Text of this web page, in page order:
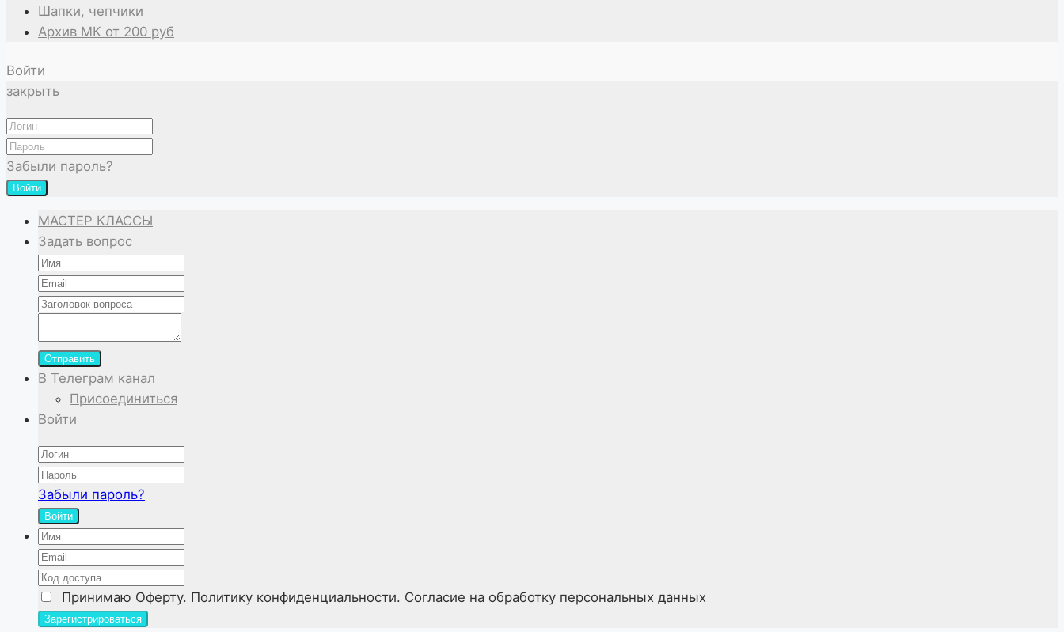
Шапки, чепчики
Архив МК от 200 руб
Войти
закрыть
Забыли пароль?
Войти
МАСТЕР КЛАССЫ
Задать вопрос
Отправить
В Телеграм канал
Присоединиться
Войти
Забыли пароль?
Войти
Принимаю Оферту. Политику конфиденциальности. Согласие на обработку персональных данных